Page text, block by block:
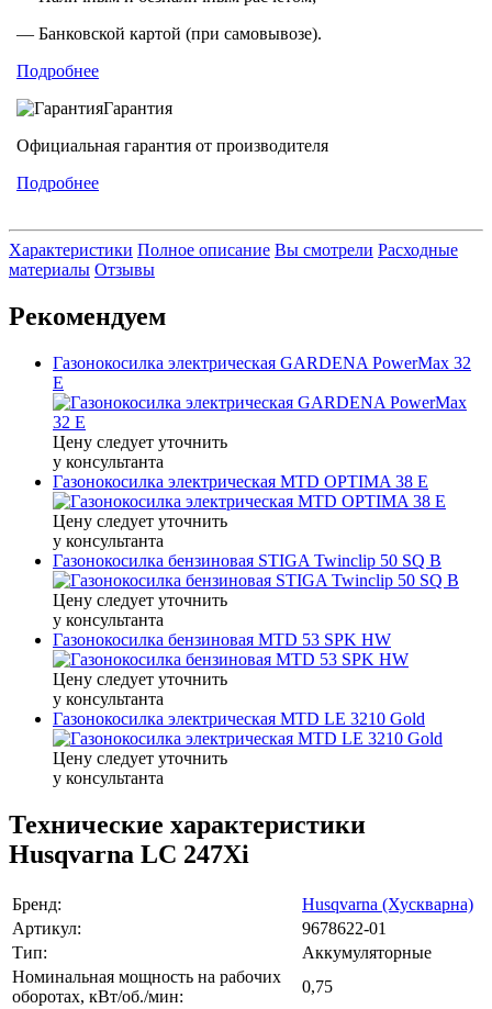
— Банковской картой (при самовывозе).
Подробнее
Гарантия
Официальная гарантия от производителя
Подробнее
Характеристики Полное описание Вы смотрели Расходные
материалы Отзывы
Рекомендуем
Газонокосилка электрическая GARDENA PowerMax 32
E
Цену следует уточнить
у консультанта
Газонокосилка электрическая MTD OPTIMA 38 E
Цену следует уточнить
у консультанта
Газонокосилка бензиновая STIGA Twinclip 50 SQ B
Цену следует уточнить
у консультанта
Газонокосилка бензиновая MTD 53 SPK HW
Цену следует уточнить
у консультанта
Газонокосилка электрическая MTD LE 3210 Gold
Цену следует уточнить
у консультанта
Технические характеристики
Husqvarna LC 247Xi
Бренд:
Husqvarna (Хускварна)
Артикул:
9678622-01
Тип:
Аккумуляторные
Номинальная мощность на рабочих
оборотах, кВт/об./мин:
0,75